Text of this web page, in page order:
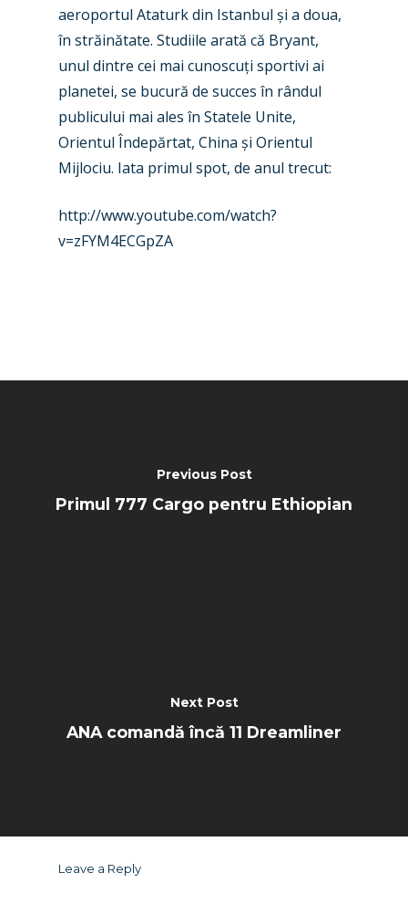
aeroportul Ataturk din Istanbul și a doua,
în străinătate. Studiile arată că Bryant,
unul dintre cei mai cunoscuți sportivi ai
planetei, se bucură de succes în rândul
publicului mai ales în Statele Unite,
Orientul Îndepărtat, China și Orientul
Mijlociu. Iata primul spot, de anul trecut:
http://www.youtube.com/watch?
v=zFYM4ECGpZA
Previous Post
Primul 777 Cargo pentru Ethiopian
Next Post
ANA comandă încă 11 Dreamliner
Leave a Reply
Industry
Accidents / Incidents
Airshows
Dubai 2025
Paris 2025
Farnborough 2024
Business Jets
Military
Trip Reports
Marketplace